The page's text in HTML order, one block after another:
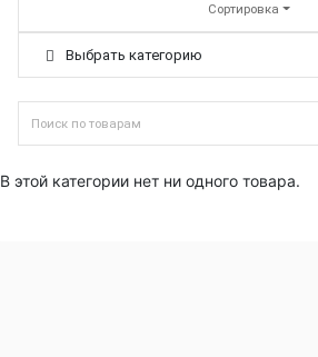
Сортировка
Выбрать категорию
В этой категории нет ни одного товара.